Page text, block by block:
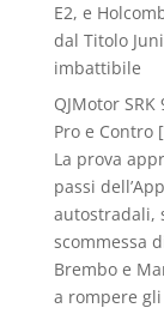
E2, e
dal Titolo
imbattibile
QJMotor
Pro e Contro
La prova
passi
autostradali,
scommessa
Brembo e
a rompere